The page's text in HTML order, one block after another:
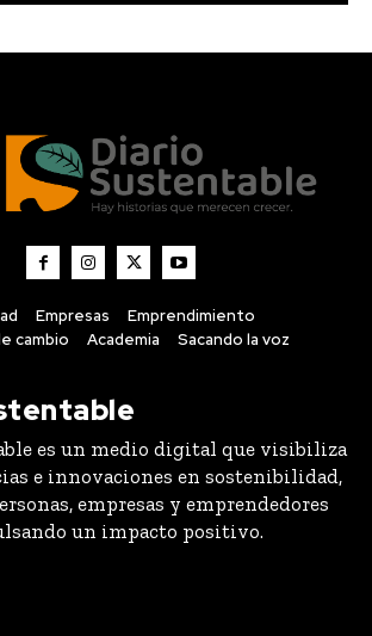
Empresas
Emprendimiento
cambio
Academia Sacando la voz
es un medio digital que visibiliza
e innovaciones en sostenibilidad,
empresas y emprendedores
un impacto positivo.